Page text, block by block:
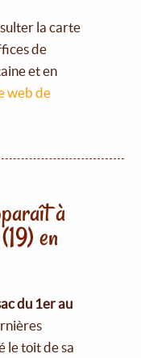
la carte
de
et en
web de
à
en
du 1er au
le toit de sa